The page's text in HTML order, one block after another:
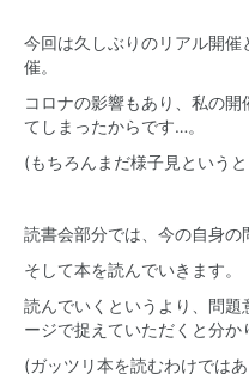
今回は久しぶりのリアル開催
催。
コロナの影響もあり、私の
てしまったからです…。
(もちろんまだ様子見という
読書会部分では、今の自身の
そして本を読んでいきます。
読んでいくというより、問題
ージで捉えていただくと分か
(ガッツリ本を読むわけでは